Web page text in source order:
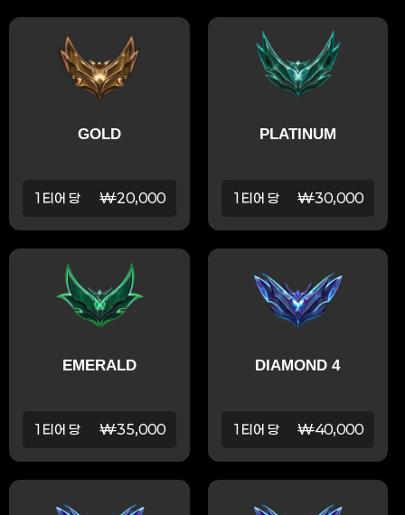
GOLD
1티어 당 ₩20,000
PLATINUM
1티어 당 ₩30,000
EMERALD
1티어 당 ₩35,000
DIAMOND 4
1티어 당 ₩40,000